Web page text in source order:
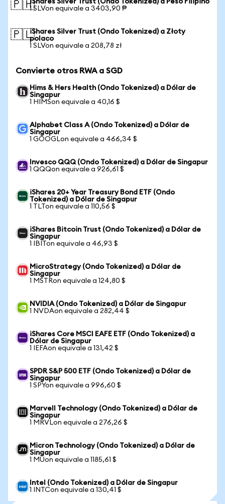
🇵🇭iShares Silver Trust (Ondo Tokenized) a Peso Filipino
1 SLVon equivale a 3403,90 ₱
🇵🇱iShares Silver Trust (Ondo Tokenized) a Złoty
polaco
1 SLVon equivale a 208,78 zł
Convierte otros RWA a SGD
Hims & Hers Health (Ondo Tokenized) a Dólar de
Singapur
1 HIMSon equivale a 40,16 $
Alphabet Class A (Ondo Tokenized) a Dólar de
Singapur
1 GOOGLon equivale a 466,34 $
Invesco QQQ (Ondo Tokenized) a Dólar de Singapur
1 QQQon equivale a 926,61 $
iShares 20+ Year Treasury Bond ETF (Ondo
Tokenized) a Dólar de Singapur
1 TLTon equivale a 110,56 $
iShares Bitcoin Trust (Ondo Tokenized) a Dólar de
Singapur
1 IBITon equivale a 46,93 $
MicroStrategy (Ondo Tokenized) a Dólar de
Singapur
1 MSTRon equivale a 124,80 $
NVIDIA (Ondo Tokenized) a Dólar de Singapur
1 NVDAon equivale a 282,44 $
iShares Core MSCI EAFE ETF (Ondo Tokenized) a
Dólar de Singapur
1 IEFAon equivale a 131,42 $
SPDR S&P 500 ETF (Ondo Tokenized) a Dólar de
Singapur
1 SPYon equivale a 996,60 $
Marvell Technology (Ondo Tokenized) a Dólar de
Singapur
1 MRVLon equivale a 276,26 $
Micron Technology (Ondo Tokenized) a Dólar de
Singapur
1 MUon equivale a 1185,61 $
Intel (Ondo Tokenized) a Dólar de Singapur
1 INTCon equivale a 130,41 $